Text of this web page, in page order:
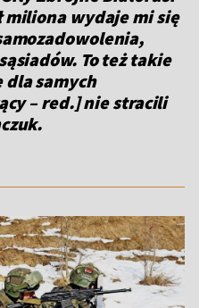
wydaje mi się
To też takie
dla samych
– red.] nie stracili